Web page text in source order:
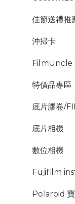
佳節送禮推
沖掃卡
FilmUncle
特價品專區
底片膠卷/
底片相機
數位相機
Fujifilm
Polaroid